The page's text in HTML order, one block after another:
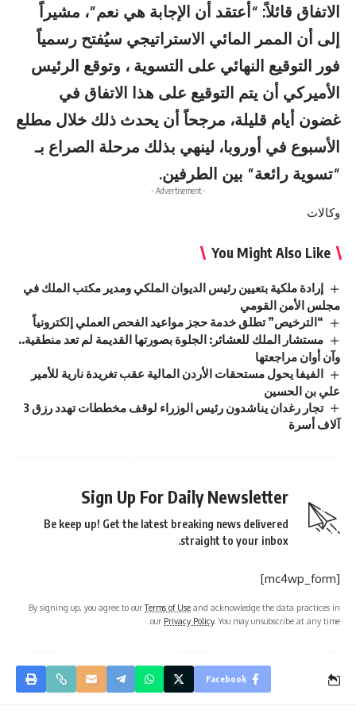
الاتفاق قائلاً: “أعتقد أن الإجابة هي نعم”، مشيراً
إلى أن الممر المائي الاستراتيجي سيُفتح رسمياً
فور التوقيع النهائي على التسوية ، وتوقع الرئيس
الأميركي أن يتم التوقيع على هذا الاتفاق في
غضون أيام قليلة، مرجحاً أن يحدث ذلك خلال مطلع
الأسبوع في أوروبا، لينهي بذلك مرحلة الصراع بـ
“تسوية رائعة” بين الطرفين.
- Advertisement -
وكالات
You Might Also Like
إرادة ملكية بتعيين رئيس الديوان الملكي ومدير مكتب الملك في
مجلس الأمن القومي
“الترخيص” تطلق خدمة حجز مواعيد الفحص العملي إلكترونياً
مستشار الملك للعشائر: الجلوة بصورتها القديمة لم تعد منطقية..
وآن أوان مراجعتها
الفيفا يحول مستحقات الأردن المالية عقب تغريدة نارية للأمير
علي بن الحسين
تجار رغدان يناشدون رئيس الوزراء لوقف مخططات تهدد رزق 3
آلاف أسرة
Sign Up For Daily Newsletter
Be keep up! Get the latest breaking news delivered
straight to your inbox.
[mc4wp_form]
By signing up, you agree to ourTerms of Use and acknowledge the data practices in
our Privacy Policy. You may unsubscribe at any time.
Facebook